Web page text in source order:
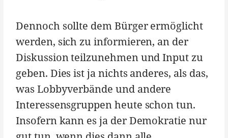
Dennoch sollte dem Bürger ermöglicht
werden, sich zu informieren, an der
Diskussion teilzunehmen und Input zu
geben. Dies ist ja nichts anderes, als das,
was Lobbyverbände und andere
Interessensgruppen heute schon tun.
Insofern kann es ja der Demokratie nur